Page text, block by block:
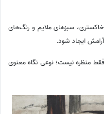
سبزهای ملایم و رنگ‌های
ایجاد شود.
منظره نیست؛ نوعی نگاه معنوی